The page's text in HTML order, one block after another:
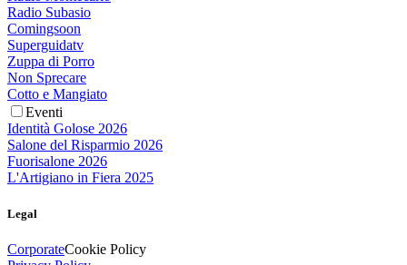
Radio Subasio
Comingsoon
Superguidatv
Zuppa di Porro
Non Sprecare
Cotto e Mangiato
Eventi
Identità Golose 2026
Salone del Risparmio 2026
Fuorisalone 2026
L'Artigiano in Fiera 2025
Legal
CorporateCookie Policy